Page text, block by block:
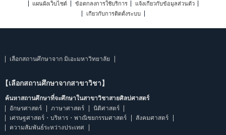
แผนผังเว็บไซต์
ข้อตกลงการใช้บริการ
แจ้งเกี่ยวกับข้อมูลส่วนตัว
เกี่ยวกับการติดตั้งระบบ
เลือกสถานศึกษาจาก มิเอะมหาวิทยาลัย
【เลือกสถานศึกษาจากสาขาวิชา】
ค้นหาสถานศึกษาที่จะศึกษาในสาขาวิชาสายศิลปศาสตร์
อักษรศาสตร์
ภาษาศาสตร์
นิติศาสตร์
เศรษฐศาสตร์・บริหาร・พาณิชยกรรมศาสตร์
สังคมศาสตร์
ความสัมพันธ์ระหว่างประเทศ